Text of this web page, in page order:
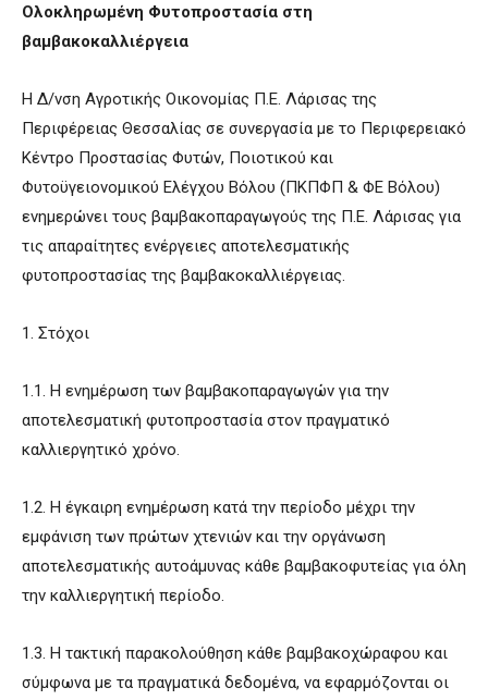
Ολοκληρωμένη Φυτοπροστασία στη
βαμβακοκαλλιέργεια
Η Δ/νση Αγροτικής Οικονομίας Π.Ε. Λάρισας της
Περιφέρειας Θεσσαλίας σε συνεργασία με το Περιφερειακό
Κέντρο Προστασίας Φυτών, Ποιοτικού και
Φυτοϋγειονομικού Ελέγχου Βόλου (ΠΚΠΦΠ & ΦΕ Βόλου)
ενημερώνει τους βαμβακοπαραγωγούς της Π.Ε. Λάρισας για
τις απαραίτητες ενέργειες αποτελεσματικής
φυτοπροστασίας της βαμβακοκαλλιέργειας.
1. Στόχοι
1.1. Η ενημέρωση των βαμβακοπαραγωγών για την
αποτελεσματική φυτοπροστασία στον πραγματικό
καλλιεργητικό χρόνο.
1.2. Η έγκαιρη ενημέρωση κατά την περίοδο μέχρι την
εμφάνιση των πρώτων χτενιών και την οργάνωση
αποτελεσματικής αυτοάμυνας κάθε βαμβακοφυτείας για όλη
την καλλιεργητική περίοδο.
1.3. Η τακτική παρακολούθηση κάθε βαμβακοχώραφου και
σύμφωνα με τα πραγματικά δεδομένα, να εφαρμόζονται οι